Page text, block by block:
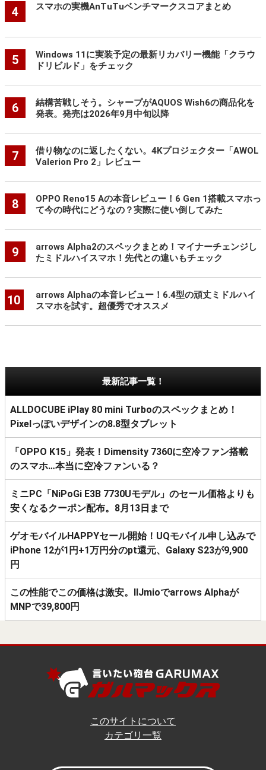
4 スマホの実機AnTuTuベンチマークスコアまとめ
5
Windows 11に実装予定の最新リカバリー機能「クラウ
ドリビルド」をチェック
6
結構苦戦しそう。シャープがAQUOS Wish6の商品化を
発表。発売は2026年9月中旬以降
7
借り物なのに返したくない。4Kプロジェクター「AWOL
Valerion Pro 2」レビュー
8
OPPO Reno15 Aの本音レビュー！6 Gen 1搭載スマホっ
て今の時代にどうなの？実際に使い倒してみた
9
arrows Alpha2のスペックまとめ！マイナーチェンジし
たミドルハイスマホ！先代との違いもチェック
10
arrows Alphaの本音レビュー！6.4型の頑丈ミドルハイ
スマホを試す。超優秀でオススメ
最新記事一覧！
ALLDOCUBE iPlay 80 mini Turboのスペックまとめ！
Pixelっぽいデザインの8.8型タブレット
「OPPO K15」発表！Dimensity 7360に空冷ファン搭載
のスマホ…本当に空冷ファンいる？
ミニPC「NiPoGi E3B 7730Uモデル」のセール価格よりも
安くなるクーポン配布。8月13日まで
ゲオモバイルHAPPYセール開始！UQモバイル申し込みで
iPhone 12が1円+1万円分のpt還元、Galaxy S23が9,900
円
この性能でこの価格は激安。IIJmioでarrows Alphaが
MNPで39,800円
このサイトについて
カテゴリ一覧